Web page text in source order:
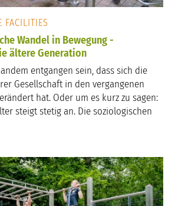
FACILITIES
Wandel in Bewegung -
ältere Generation
entgangen sein, dass sich die
Gesellschaft in den vergangenen
hat. Oder um es kurz zu sagen:
steigt stetig an. Die soziologischen